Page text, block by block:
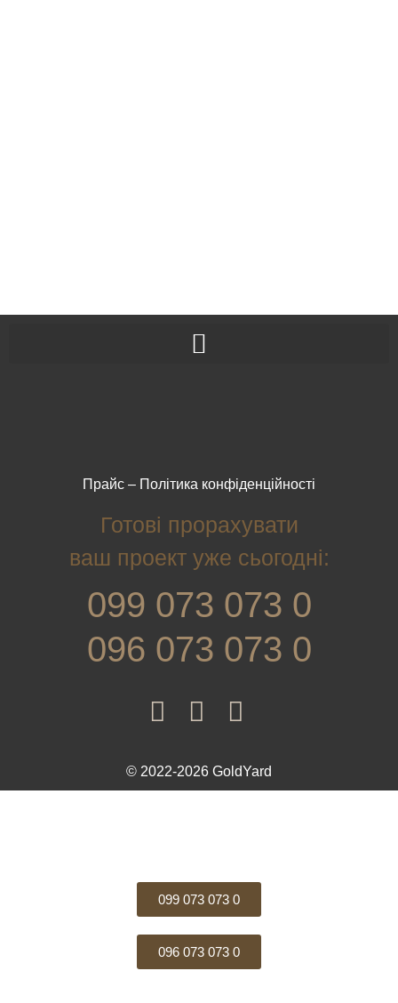
Прайс – Політика конфіденційності
Готові прорахувати
ваш проект уже сьогодні:
099 073 073 0
096 073 073 0
© 2022-2026 GoldYard
099 073 073 0
096 073 073 0